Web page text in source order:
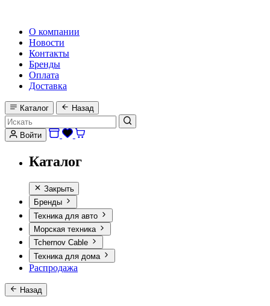
О компании
Новости
Контакты
Бренды
Оплата
Доставка
Каталог Назад
Войти
Каталог
Закрыть
Бренды
Техника для авто
Морская техника
Tchernov Cable
Техника для дома
Распродажа
Назад